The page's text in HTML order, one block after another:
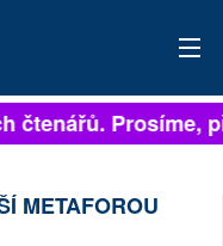
čtenářů. Prosíme,
METAFOROU